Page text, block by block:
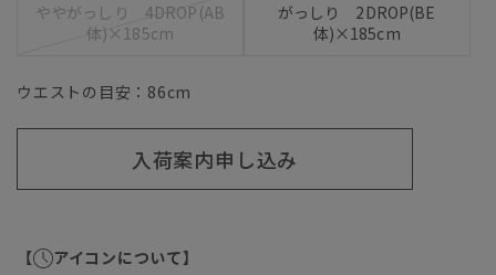
ややがっしり 4DROP(AB
体)×185cm
がっしり 2DROP(BE
体)×185cm
ウエストの目安： 86cm
入荷案内申し込み
【 アイコンについて】